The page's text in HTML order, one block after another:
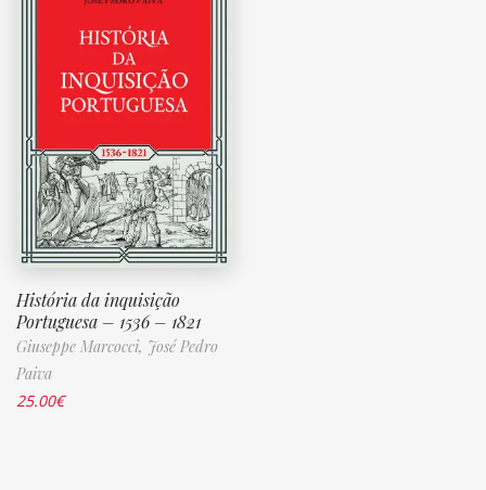
História da inquisição
Portuguesa – 1536 – 1821
Giuseppe Marcocci, José Pedro
Paiva
25.00€